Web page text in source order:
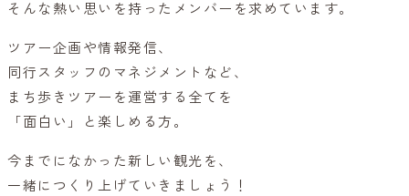
そんな熱い思いを持ったメンバーを求めています。
ツアー企画や情報発信、
同行スタッフのマネジメントなど、
まち歩きツアーを運営する全てを
「面白い」と楽しめる方。
今までになかった新しい観光を、
一緒につくり上げていきましょう！